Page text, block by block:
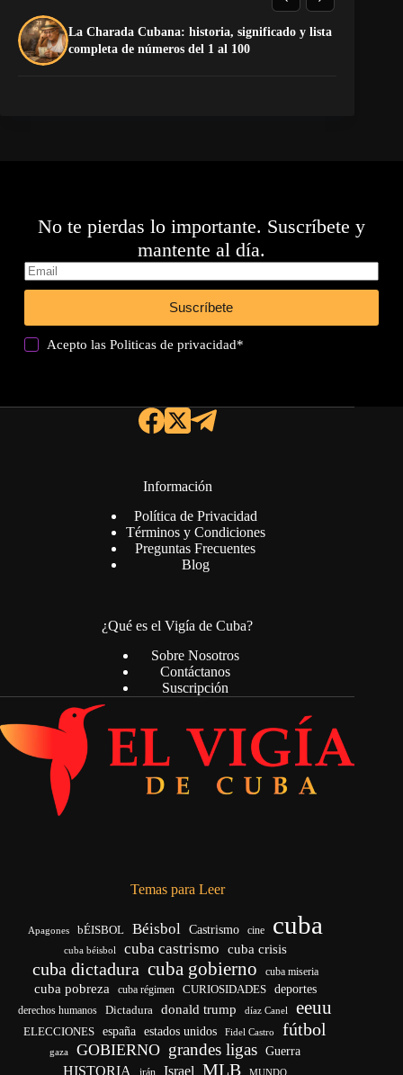
La Charada Cubana: historia, significado y lista
completa de números del 1 al 100
No te pierdas lo importante. Suscríbete y
mantente al día.
Suscríbete
Acepto lasPoliticas de privacidad*
Información
Política de Privacidad
Términos y Condiciones
Preguntas Frecuentes
Blog
¿Qué es el Vigía de Cuba?
Sobre Nosotros
Contáctanos
Suscripción
Temas para Leer
Apagones bÉISBOL Béisbol Castrismo cine cuba
cuba béisbol cuba castrismo cuba crisis
cuba dictadura cuba gobierno cuba miseria
cuba pobreza cuba régimen CURIOSIDADES deportes
derechos humanos Dictadura donald trump díaz Canel eeuu
ELECCIONES españa estados unidos Fidel Castro fútbol
gaza GOBIERNO grandes ligas Guerra
HISTORIA Israel MLB MUNDO